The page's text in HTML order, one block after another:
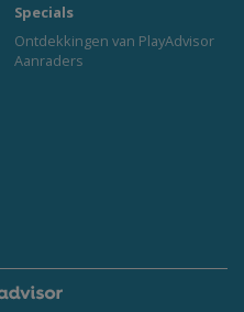
Specials
Ontdekkingen van PlayAdvisor
Aanraders